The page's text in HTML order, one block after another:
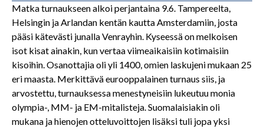
Matka turnaukseen alkoi perjantaina 9.6. Tampereelta,
Helsingin ja Arlandan kentän kautta Amsterdamiin, josta
pääsi kätevästi junalla Venrayhin. Kyseessä on melkoisen
isot kisat ainakin, kun vertaa viimeaikaisiin kotimaisiin
kisoihin. Osanottajia oli yli 1400, omien laskujeni mukaan 25
eri maasta. Merkittävä eurooppalainen turnaus siis, ja
arvostettu, turnauksessa menestyneisiin lukeutuu monia
olympia-, MM- ja EM-mitalisteja. Suomalaisiakin oli
mukana ja hienojen otteluvoittojen lisäksi tuli jopa yksi